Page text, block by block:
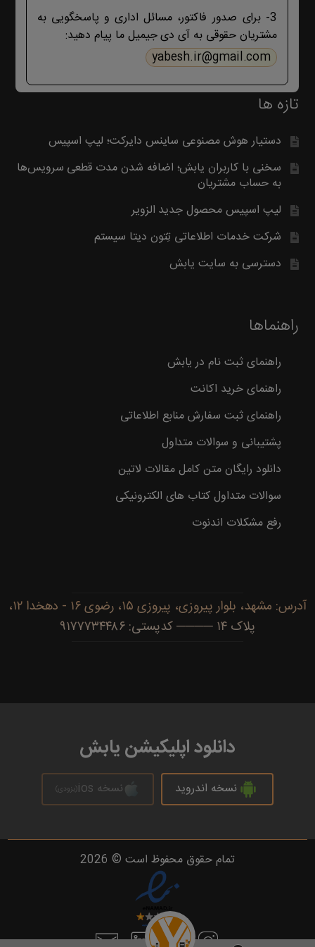
3- برای صدور فاکتور، مسائل اداری و پاسخگویی به
مشتریان حقوقی به آی دی جیمیل ما پیام دهید:
yabesh.ir@gmail.com
تازه ها
دستیار هوش مصنوعی ساینس دایرکت؛ لیپ اسپیس
سخنی با کاربران یابش؛ اضافه شدن مدت قطعی سرویس‌ها
به حساب مشتریان
لیپ اسپیس محصول جدید الزویر
شرکت خدمات اطلاعاتی تِتون دیتا سیستم
دسترسی به سایت یابش
راهنماها
راهنمای ثبت نام در یابش
راهنمای خرید اکانت
راهنمای ثبت سفارش منابع اطلاعاتی
پشتیبانی و سوالات متداول
دانلود رایگان متن کامل مقالات لاتین
سوالات متداول کتاب های الکترونیکی
رفع مشکلات اندنوت
آدرس: مشهد، بلوار پیروزی، پیروزی ۱۵، رضوی ۱۶ - دهخدا ۱۲،
پلاک ۱۴ ──── کدپستی: ۹۱۷۷۷۳۴۴۸۶
دانلود اپلیکیشن یابش
نسخه اندروید نسخه ios (بزودی)
تمام حقوق محفوظ است © 2026